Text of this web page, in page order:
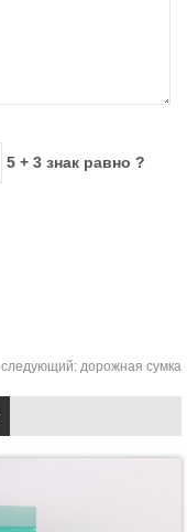
5 + 3 знак равно ?
следующий: дорожная сумка